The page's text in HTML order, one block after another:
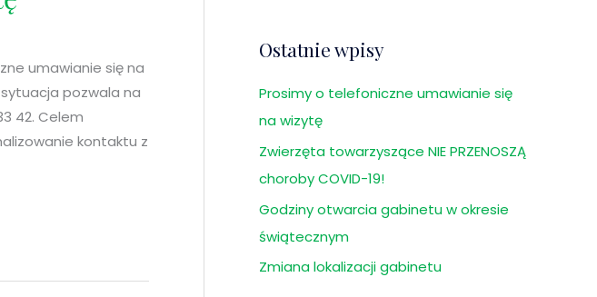
umawianie się na
pozwala na
42. Celem
kontaktu z
Ostatnie wpisy
Prosimy o telefoniczne umawianie się
na wizytę
Zwierzęta towarzyszące NIE PRZENOSZĄ
choroby COVID-19!
Godziny otwarcia gabinetu w okresie
świątecznym
Zmiana lokalizacji gabinetu